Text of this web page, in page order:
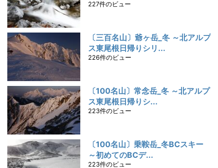
227件のビュー
〔三百名山〕爺ヶ岳_冬 ～北アルプ
ス東尾根日帰りシリ...
226件のビュー
〔100名山〕常念岳_冬 ～北アルプ
ス東尾根日帰りシ...
223件のビュー
〔100名山〕乗鞍岳_冬BCスキー
～初めてのBCデ...
223件のビュー